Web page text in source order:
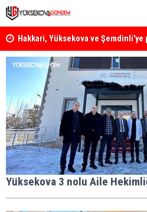
Hakkari, Yüksekova ve Şemdinli'ye
Yüksekova Ziraat Odası'ndan
Çağrısı
Yüksekova 3 nolu Aile